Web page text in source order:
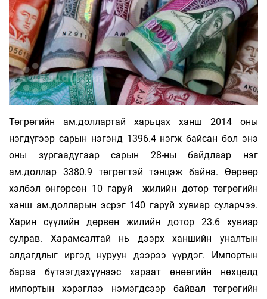
Төгрөгийн ам.доллартай харьцах ханш 2014 оны
нэгдүгээр сарын нэгэнд 1396.4 нэгж байсан бол энэ
оны зургаадугаар сарын 28-ны байдлаар нэг
ам.доллар 3380.9 төгрөгтэй тэнцэж байна. Өөрөөр
хэлбэл өнгөрсөн 10 гаруй жилийн дотор төгрөгийн
ханш ам.долларын эсрэг 140 гаруй хувиар суларчээ.
Харин сүүлийн дөрвөн жилийн дотор 23.6 хувиар
сулрав. Харамсалтай нь дээрх ханшийн уналтын
алдагдлыг иргэд нуруун дээрээ үүрдэг. Импортын
бараа бүтээгдэхүүнээс хараат өнөөгийн нөхцөлд
импортын хэрэглээ нэмэгдсээр байвал төгрөгийн